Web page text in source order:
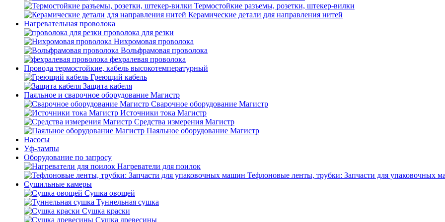
Термостойкие разъемы, розетки, штекер-вилки
Керамические детали для направления нитей
Нагревательная проволока
проволока для резки
Нихромовая проволока
Вольфрамовая проволока
фехралевая проволока
Провода термостойкие, кабель высокотемпературный
Греющий кабель
Защита кабеля
Паяльное и сварочное оборудование Магистр
Сварочное оборудование Магистр
Источники тока Магистр
Средства измерения Магистр
Паяльное оборудование Магистр
Насосы
Уф-лампы
Оборудование по запросу
Нагреватели для поилок
Тефлоновые ленты, трубки: Запчасти для упаковочных
Сушильные камеры
Сушка овощей
Туннельная сушка
Сушка краски
Сушка древесины